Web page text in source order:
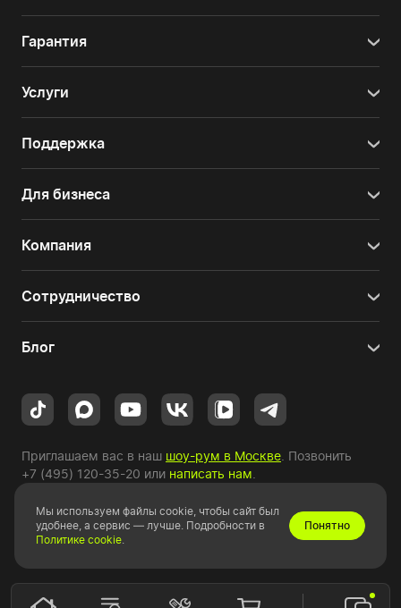
Гарантия
Услуги
Поддержка
Для бизнеса
Компания
Сотрудничество
Блог
Приглашаем вас в наш шоу-рум в Москве . Позвонить
+7 (495) 120-35-20 или написать нам
Copyright © 2010-2026 HYPERPC.
Мы используем файлы cookie, чтобы сайт был
удобнее, а сервис — лучше. Подробности в
Политике cookie.
Понятно